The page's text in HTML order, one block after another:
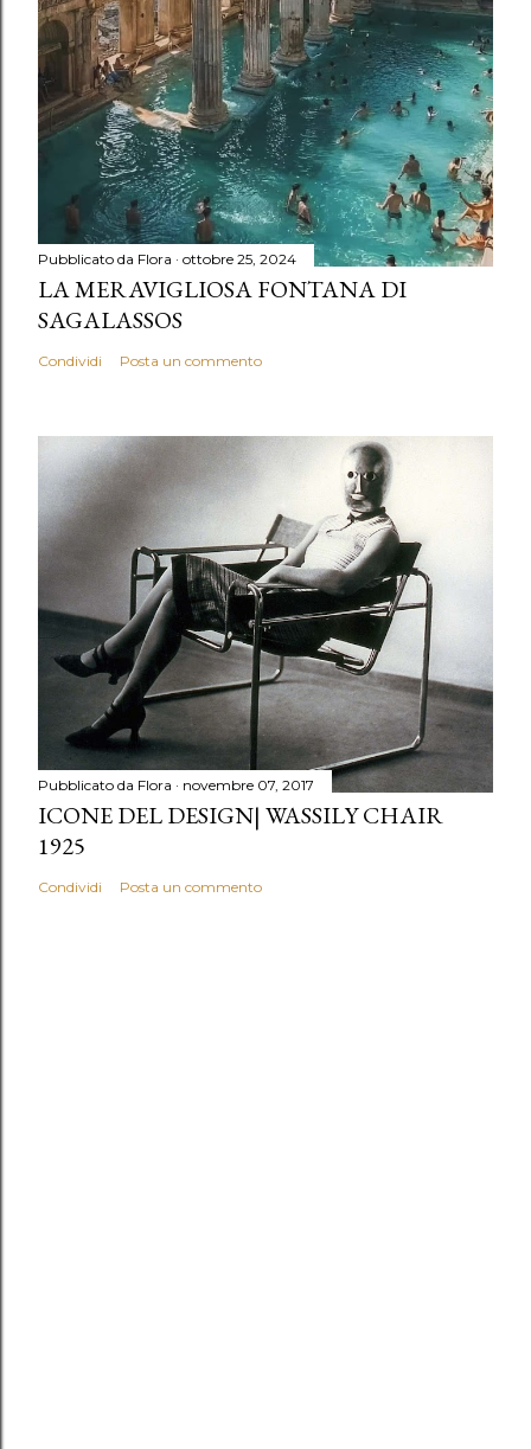
Pubblicato da Flora ottobre 25, 2024
LA MERAVIGLIOSA FONTANA DI
SAGALASSOS
Condividi Posta un commento
Pubblicato da Flora novembre 07, 2017
ICONE DEL DESIGN| WASSILY CHAIR
1925
Condividi Posta un commento